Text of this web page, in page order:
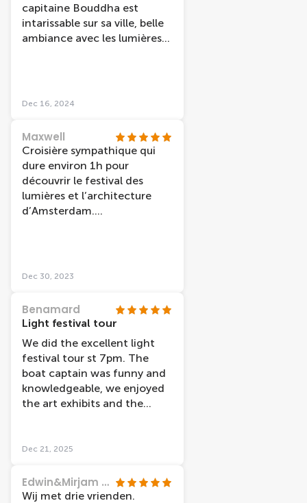
capitaine Bouddha est
intarissable sur sa ville, belle
ambiance avec les lumières
Dec 16, 2024
Maxwell
Croisière sympathique qui
dure environ 1h pour
découvrir le festival des
lumières et l’architecture
d’Amsterdam.
moyen pour nettoyer les
Dec 30, 2023
Benamard
Light festival tour
We did the excellent light
festival tour st 7pm. The
boat captain was funny and
knowledgeable, we enjoyed
the art exhibits and the
in mind the audio guide for
in Dutch or English.
Dec 21, 2025
Edwin&Mirjam Hilgerson
Wij met drie vrienden.